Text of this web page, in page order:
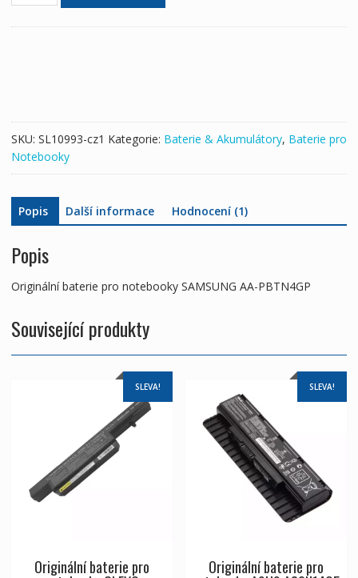
SKU: SL10993-cz1 Kategorie: Baterie & Akumulátory, Baterie pro
Notebooky
Popis Další informace Hodnocení (1)
Popis
Originální baterie pro notebooky SAMSUNG AA-PBTN4GP
Související produkty
SLEVA!
Originální baterie pro
SLEVA!
Originální baterie pro